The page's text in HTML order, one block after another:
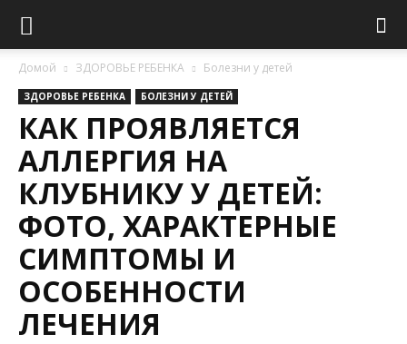
Домой ЗДОРОВЬЕ РЕБЕНКА Болезни у детей
ЗДОРОВЬЕ РЕБЕНКА БОЛЕЗНИ У ДЕТЕЙ
КАК ПРОЯВЛЯЕТСЯ
АЛЛЕРГИЯ НА
КЛУБНИКУ У ДЕТЕЙ:
ФОТО, ХАРАКТЕРНЫЕ
СИМПТОМЫ И
ОСОБЕННОСТИ
ЛЕЧЕНИЯ